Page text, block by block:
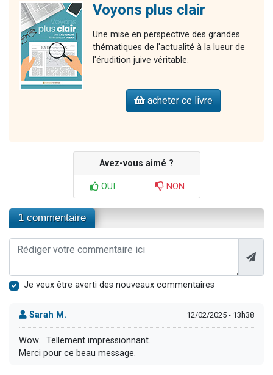
Voyons plus clair
Une mise en perspective des grandes
thématiques de l'actualité à la lueur de
l'érudition juive véritable.
acheter ce livre
Avez-vous aimé ?
OUI NON
1 commentaire
Je veux être averti des nouveaux commentaires
Sarah M. 12/02/2025 - 13h38
Wow... Tellement impressionnant.
Merci pour ce beau message.